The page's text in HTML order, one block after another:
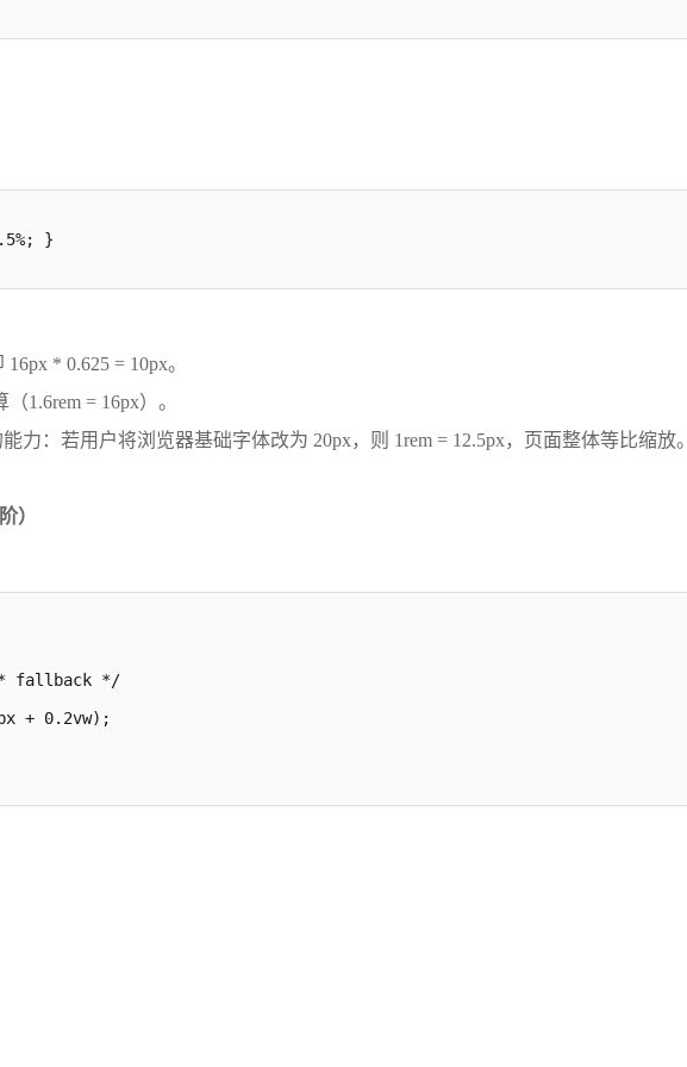
}
* 0.625 = 10px。
1.6rem = 16px）。
力：若用户将浏览器基础字体改为 20px，则 1rem = 12.5px，页面整体等比缩放。
）
fallback */
+ 0.2vw);